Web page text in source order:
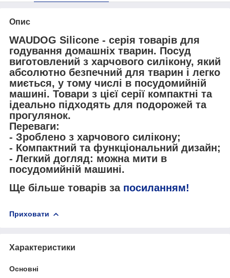
Опис
WAUDOG Silicone - серія товарів для
годування домашніх тварин. Посуд
виготовлений з харчового силікону, який
абсолютно безпечний для тварин і легко
миється, у тому числі в посудомийній
машині. Товари з цієї серії компактні та
ідеально підходять для подорожей та
прогулянок.
Переваги:
- Зроблено з харчового силікону;
- Компактний та функціональний дизайн;
- Легкий догляд: можна мити в
посудомийній машині.
Ще більше товарів за посиланням!
Приховати
Характеристики
Основні